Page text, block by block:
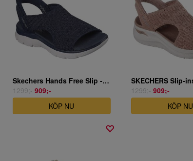
Skechers Hands Free Slip - Summits - Sweetly Evolved
1299;- 909;-
KÖP NU
1299;- 909;-
KÖP NU